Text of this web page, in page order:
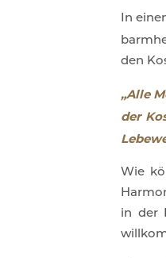
In
den
„Alle
der
Wie
in der